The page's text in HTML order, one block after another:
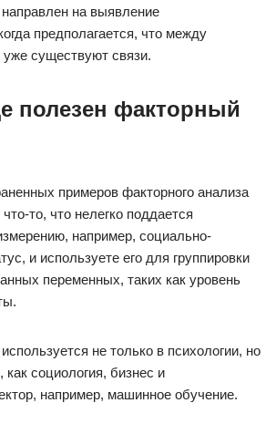
на выявление
предполагается, что между
существуют связи.
полезен факторный
примеров факторного анализа
то, что нелегко поддается
например, социально-
и используете его для группировки
переменных, таких как уровень
не только в психологии, но
как социология, бизнес и
например, машинное обучение.